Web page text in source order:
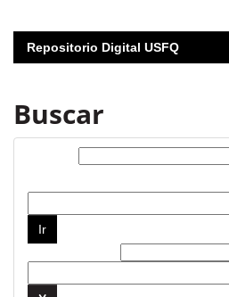
Repositorio Digital USFQ
Buscar